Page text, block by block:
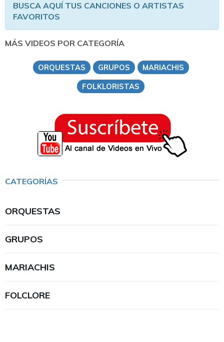
BUSCA AQUÍ TUS CANCIONES O ARTISTAS
FAVORITOS
MÁS VIDEOS POR CATEGORÍA
ORQUESTAS GRUPOS
MARIACHIS
FOLKLORISTAS
CATEGORÍAS
ORQUESTAS
GRUPOS
MARIACHIS
FOLCLORE